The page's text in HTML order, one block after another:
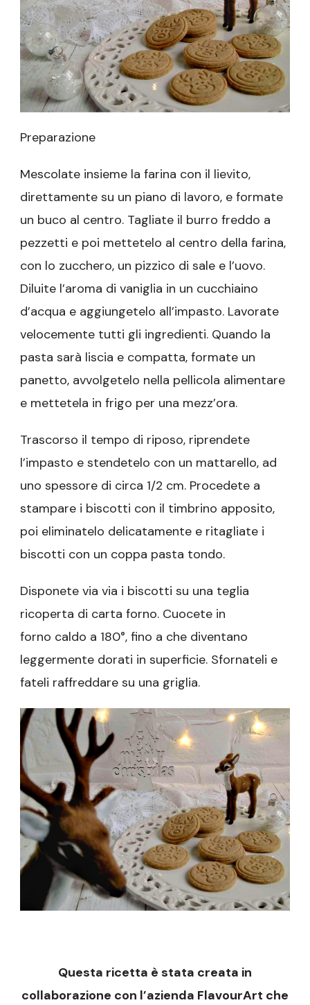
Preparazione
Mescolate insieme la farina con il lievito,
direttamente su un piano di lavoro, e formate
un buco al centro. Tagliate il burro freddo a
pezzetti e poi mettetelo al centro della farina,
con lo zucchero, un pizzico di sale e l’uovo.
Diluite l’aroma di vaniglia in un cucchiaino
d’acqua e aggiungetelo all’impasto. Lavorate
velocemente tutti gli ingredienti. Quando la
pasta sarà liscia e compatta, formate un
panetto, avvolgetelo nella pellicola alimentare
e mettetela in frigo per una mezz’ora.
Trascorso il tempo di riposo, riprendete
l’impasto e stendetelo con un mattarello, ad
uno spessore di circa 1/2 cm. Procedete a
stampare i biscotti con il timbrino apposito,
poi eliminatelo delicatamente e ritagliate i
biscotti con un coppa pasta tondo.
Disponete via via i biscotti su una teglia
ricoperta di carta forno. Cuocete in
forno caldo a 180°, fino a che diventano
leggermente dorati in superficie. Sfornateli e
fateli raffreddare su una griglia.
Questa ricetta è stata creata in
collaborazione con l’azienda FlavourArt che